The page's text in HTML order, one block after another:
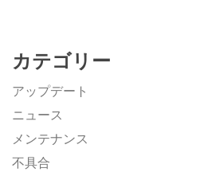
カテゴリー
アップデート
ニュース
メンテナンス
不具合